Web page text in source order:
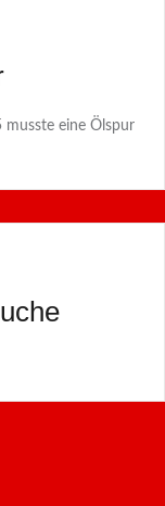
musste eine Ölspur